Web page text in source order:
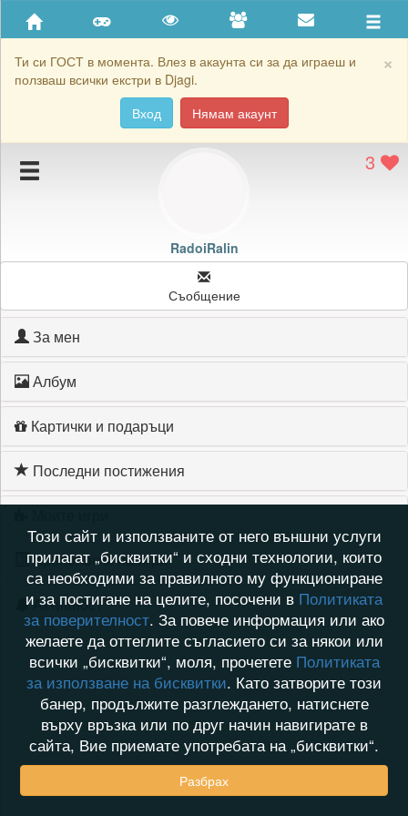
×
Ти си ГОСТ в момента. Влез в акаунта си за да играеш и
ползваш всички екстри в Djagi.
Вход
Нямам акаунт
Приятели
Хронология на игри
Подаръците на RadoiRalin 3
RadoiRalin
Съобщение
За мен
Албум
Картички и подаръци
Последни постижения
Хронология на игри
Активност
Този сайт и използваните от него външни услуги
прилагат „бисквитки“ и сходни технологии, които
са необходими за правилното му функциониране
и за постигане на целите, посочени в Политиката
за поверителност. За повече информация или ако
желаете да оттеглите съгласието си за някои или
всички „бисквитки“, моля, прочетете Политиката
за използване на бисквитки. Като затворите този
банер, продължите разглеждането, натиснете
върху връзка или по друг начин навигирате в
сайта, Вие приемате употребата на „бисквитки“.
Разбрах